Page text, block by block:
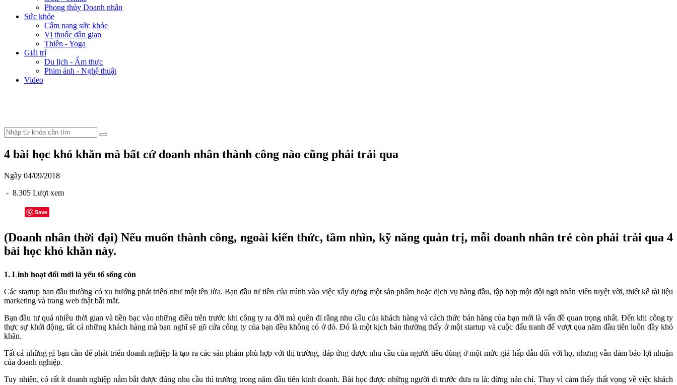
Phong thủy Doanh nhân
Sức khỏe
Cẩm nang sức khỏe
Vị thuốc dân gian
Thiền - Yoga
Giải trí
Du lịch - Ẩm thực
Phim ảnh - Nghệ thuật
Video
4 bài học khó khăn mà bất cứ doanh nhân thành công nào cũng phải trải qua
Ngày 04/09/2018
- 8.305 Lượt xem
Save
(Doanh nhân thời đại) Nếu muốn thành công, ngoài kiến thức, tầm nhìn, kỹ năng quản trị, mỗi doanh nhân trẻ còn phải trải qua 4
bài học khó khăn này.
1. Linh hoạt đổi mới là yếu tố sống còn
Các startup ban đầu thường có xu hướng phát triển như một tên lửa. Bạn đầu tư tiền của mình vào việc xây dựng một sản phẩm hoặc dịch vụ hàng đầu, tập hợp một đội ngũ nhân viên tuyệt vời, thiết kế tài liệu
marketing và trang web thật bắt mắt.
Bạn đầu tư quá nhiều thời gian và tiền bạc vào những điều trên trước khi công ty ra đời mà quên đi rằng nhu cầu của khách hàng và cách thức bán hàng của bạn mới là vấn đề quan trọng nhất. Đến khi công ty
thực sự khởi động, tất cả những khách hàng mà bạn nghĩ sẽ gõ cửa công ty của bạn đều không có ở đó. Đó là một kịch bản thường thấy ở một startup và cuộc đấu tranh để vượt qua năm đầu tiên luôn đầy khó
khăn.
Tất cả những gì bạn cần để phát triển doanh nghiệp là tạo ra các sản phẩm phù hợp với thị trường, đáp ứng được nhu cầu của người tiêu dùng ở một mức giá hấp dẫn đối với họ, nhưng vẫn đảm bảo lợi nhuận
của doanh nghiệp.
Tuy nhiên, có rất ít doanh nghiệp nắm bắt được đúng nhu cầu thì trường trong năm đầu tiên kinh doanh. Bài học được những người đi trước đưa ra là: đừng nản chí. Thay vì cảm thấy thất vọng về việc khách